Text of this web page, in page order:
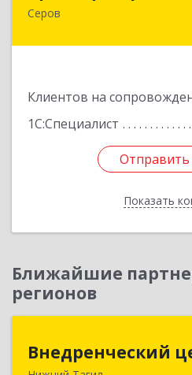
Серов
Клиентов на
1С:Специалист
Отправить
Показать
624980, Свердловская
Отправить
Назад
Ближайшие
регионов
Внедренческий